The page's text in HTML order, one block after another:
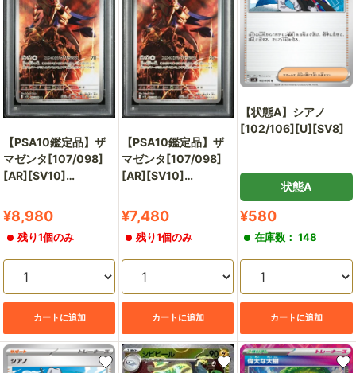
ビ
通
販
部
【PSA10鑑定品】ザ
マゼンタ[107/098]
[AR][SV10]
真掲載】
販
価
格
¥8,980
残り1個のみ
カートに追加
【PSA10鑑定品】ザ
マゼンタ[107/098]
[AR][SV10]
真掲載】
販
価
格
¥7,480
残り1個のみ
カートに追加
【状態A】シアノ
[102/106][U][SV8]
状態A
販
価
格
¥580
在庫数： 148
カートに追加